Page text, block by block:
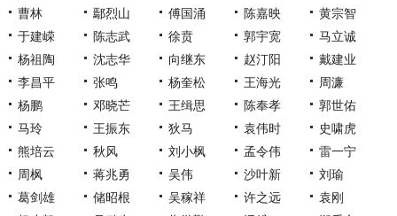
曹林
鄢烈山 傅国涌 陈嘉映
黄宗智
于建嵘
陈志武 徐贲 郭宇宽
马立诚
杨祖陶
沈志华 向继东 赵汀阳
戴建业
李昌平
张鸣 杨奎松 王海光
周濂
杨鹏
邓晓芒 王缉思 陈奉孝
郭世佑
马玲
王振东 狄马 袁伟时
史啸虎
熊培云
秋风 刘小枫 孟令伟
雷一宁
周枫
蒋兆勇 吴伟 沙叶新
刘瑜
葛剑雄
储昭根 吴稼祥 许之远
袁刚